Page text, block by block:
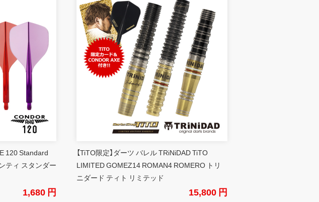
120 Standard
ティ スタンダー
1,680 円
【TiTO限定】ダーツ バレル TRiNiDAD TiTO
LIMITED GOMEZ14 ROMAN4 ROMERO トリ
ニダード ティト リミテッド
15,800 円